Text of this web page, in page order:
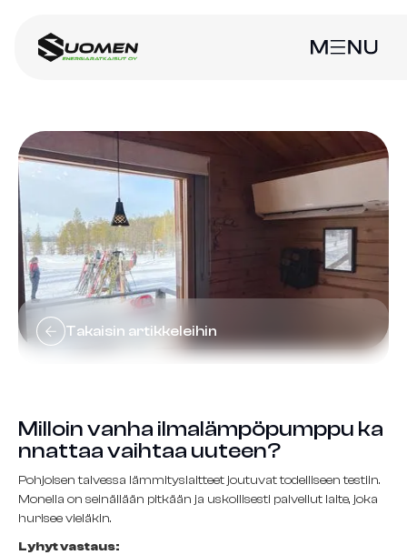
Takaisin artikkeleihin
Milloin vanha ilmalämpöpumppu ka
nnattaa vaihtaa uuteen?
Pohjoisen talvessa lämmityslaitteet joutuvat todelliseen testiin.
Monella on seinällään pitkään ja uskollisesti palvellut laite, joka
hurisee vieläkin.
Lyhyt vastaus: